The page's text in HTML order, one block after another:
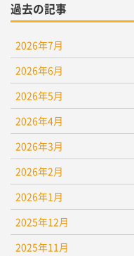
過去の記事
2026年7月
2026年6月
2026年5月
2026年4月
2026年3月
2026年2月
2026年1月
2025年12月
2025年11月